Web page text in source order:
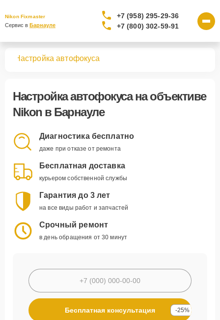
Nikon Fixmaster
Сервис в Барнауле
+7 (958) 295-29-36
+7 (800) 302-59-91
Настройка автофокуса
Настройка автофокусана объективе
Nikon в Барнауле
Диагностика бесплатно
даже при отказе от ремонта
Бесплатная доставка
курьером собственной службы
Гарантия до 3 лет
на все виды работ и запчастей
Срочный ремонт
в день обращения от 30 минут
Бесплатная консультация -25%